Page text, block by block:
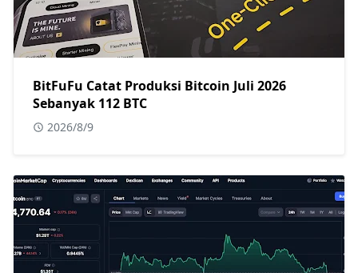
BitFuFu Catat Produksi Bitcoin Juli 2026
Sebanyak 112 BTC
2026/8/9